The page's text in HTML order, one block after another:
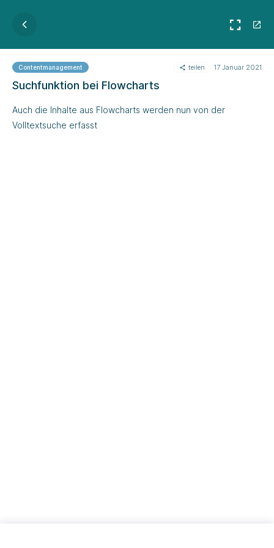
Contentmanagement teilen 17 Januar 2021
Suchfunktion bei Flowcharts
Auch die Inhalte aus Flowcharts werden nun von der
Volltextsuche erfasst